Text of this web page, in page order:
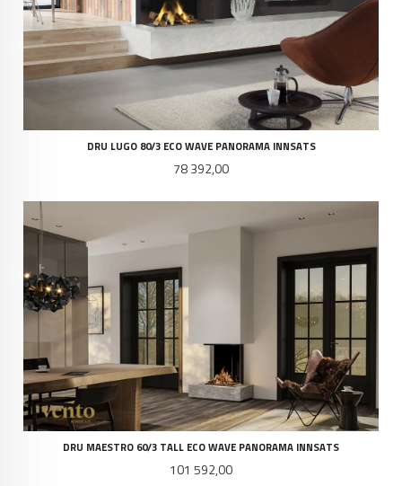
DRU LUGO 80/3 ECO WAVE PANORAMA INNSATS
Pris
78 392,00
DRU MAESTRO 60/3 TALL ECO WAVE PANORAMA INNSATS
Pris
101 592,00